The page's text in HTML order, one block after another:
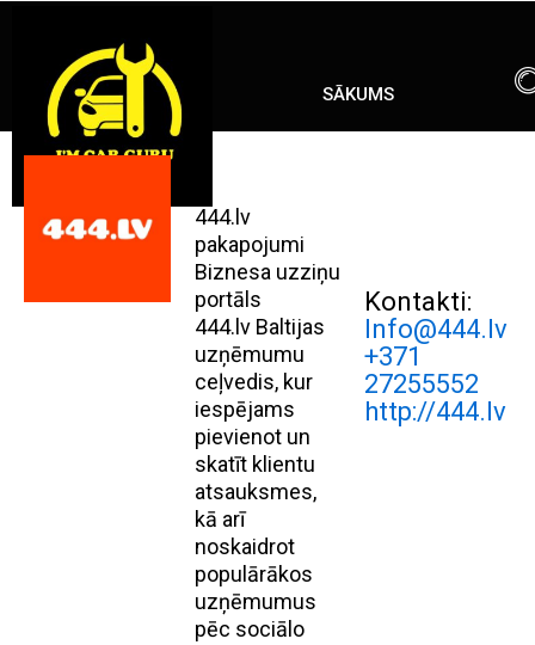
SĀKUMS
444.lv
pakapojumi
Biznesa uzziņu
portāls
444.lv Baltijas
uzņēmumu
ceļvedis, kur
iespējams
pievienot un
skatīt klientu
atsauksmes,
kā arī
noskaidrot
populārākos
uzņēmumus
pēc sociālo
Kontakti:
Info@444.lv
+371
27255552
http://444.lv